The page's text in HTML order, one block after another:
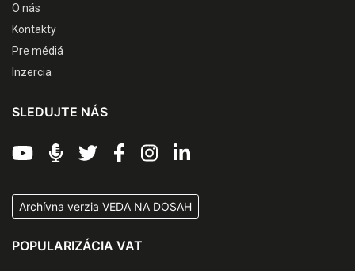
O nás
Kontakty
Pre médiá
Inzercia
SLEDUJTE NÁS
Archívna verzia VEDA NA DOSAH
POPULARIZÁCIA VAT